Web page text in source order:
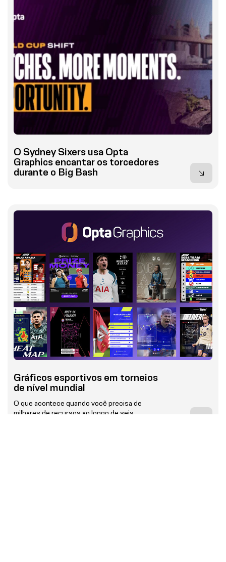
O Sydney Sixers usa Opta
Graphics encantar os torcedores
durante o Big Bash
Gráficos esportivos em torneios
de nível mundial
O que acontece quando você precisa de
milhares de recursos ao longo de seis